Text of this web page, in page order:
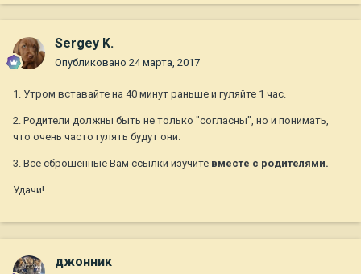
Sergey K.
Опубликовано 24 марта, 2017
1. Утром вставайте на 40 минут раньше и гуляйте 1 час.
2. Родители должны быть не только "согласны", но и понимать,
что очень часто гулять будут они.
3. Все сброшенные Вам ссылки изучите вместе с родителями.
Удачи!
джонник